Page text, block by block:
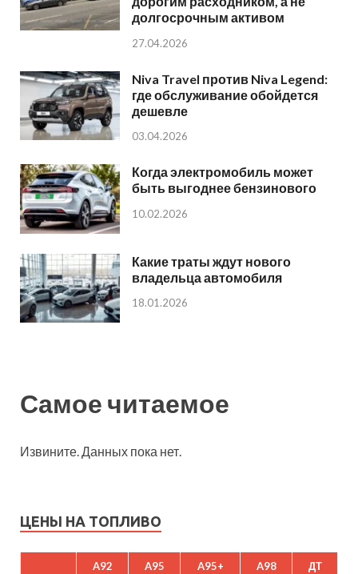
долгосрочным активом
27.04.2026
Niva Travel против Niva Legend:
где обслуживание обойдется
дешевле
03.04.2026
Когда электромобиль может
быть выгоднее бензинового
10.02.2026
Какие траты ждут нового
владельца автомобиля
18.01.2026
Самое читаемое
Извините. Данных пока нет.
ЦЕНЫ НА ТОПЛИВО
A92 A95 A95+ A98 ДТ